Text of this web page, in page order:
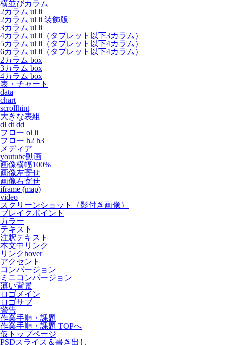
横並びカラム
2カラム ul li
2カラム ul li 装飾版
3カラム ul li
4カラム ul li（タブレット以下3カラム）
5カラム ul li（タブレット以下4カラム）
6カラム ul li（タブレット以下4カラム）
2カラム box
3カラム box
4カラム box
表・チャート
data
chart
scrollhint
大きな表組
dl dt dd
フロー ol li
フロー h2 h3
メディア
youtube動画
画像横幅100%
画像左寄せ
画像右寄せ
iframe (map)
video
スクリーンショット（影付き画像）
ブレイクポイント
カラー
テキスト
注釈テキスト
本文中リンク
リンクhover
アクセント
コンバージョン
ミニコンバージョン
薄い背景
ロゴメイン
ロゴサブ
警告
作業手順・課題
作業手順・課題 TOPへ
仮トップページ
PSDスライス＆書き出し